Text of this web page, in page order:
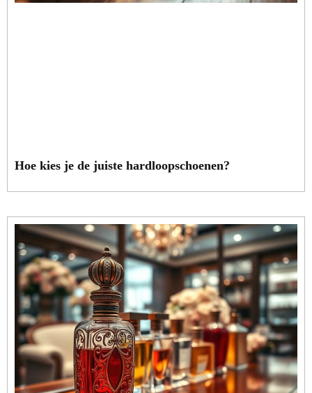
Hoe kies je de juiste hardloopschoenen?